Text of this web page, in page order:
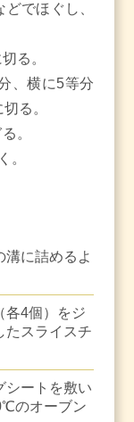
でほぐし、
る。
、横に5等分
る。
。
。
溝に詰めるよ
4個）をジ
たスライスチ
シートを敷い
のオーブン